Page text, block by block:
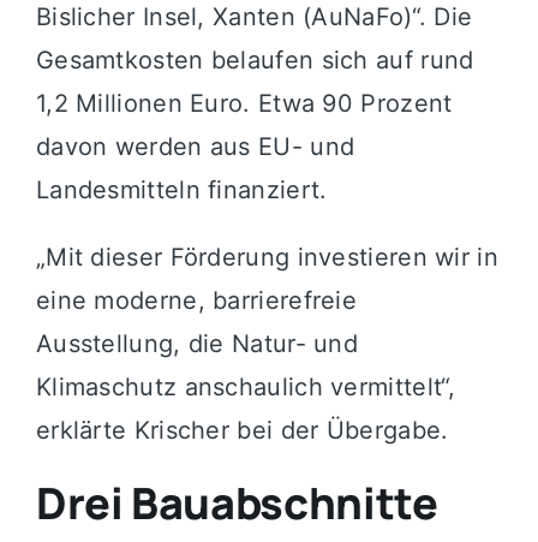
Bislicher Insel, Xanten (AuNaFo)“. Die
Gesamtkosten belaufen sich auf rund
1,2 Millionen Euro. Etwa 90 Prozent
davon werden aus EU- und
Landesmitteln finanziert.
„Mit dieser Förderung investieren wir in
eine moderne, barrierefreie
Ausstellung, die Natur- und
Klimaschutz anschaulich vermittelt“,
erklärte Krischer bei der Übergabe.
Drei Bauabschnitte